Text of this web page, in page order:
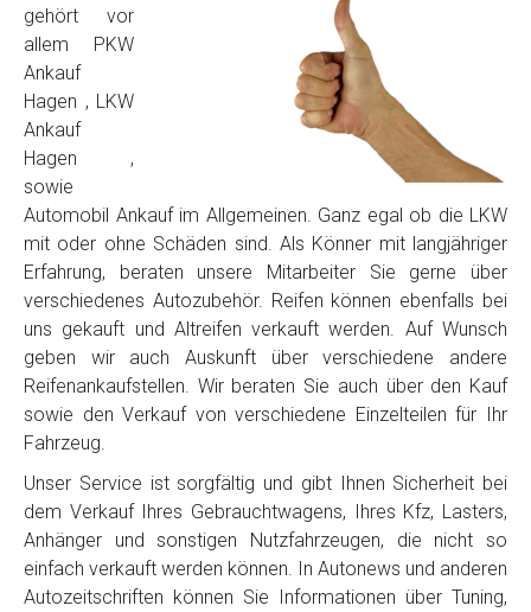
gehört vor
allem PKW
Ankauf
Hagen , LKW
Ankauf
Hagen ,
sowie
Automobil Ankauf im Allgemeinen. Ganz egal ob die LKW
mit oder ohne Schäden sind. Als Könner mit langjähriger
Erfahrung, beraten unsere Mitarbeiter Sie gerne über
verschiedenes Autozubehör. Reifen können ebenfalls bei
uns gekauft und Altreifen verkauft werden. Auf Wunsch
geben wir auch Auskunft über verschiedene andere
Reifenankaufstellen. Wir beraten Sie auch über den Kauf
sowie den Verkauf von verschiedene Einzelteilen für Ihr
Fahrzeug.
Unser Service ist sorgfältig und gibt Ihnen Sicherheit bei
dem Verkauf Ihres Gebrauchtwagens, Ihres Kfz, Lasters,
Anhänger und sonstigen Nutzfahrzeugen, die nicht so
einfach verkauft werden können. In Autonews und anderen
Autozeitschriften können Sie Informationen über Tuning,